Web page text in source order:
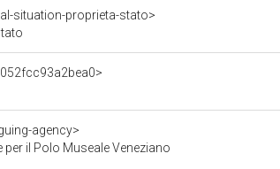
situation-proprieta-stato>
agency>
il Polo Museale Veneziano